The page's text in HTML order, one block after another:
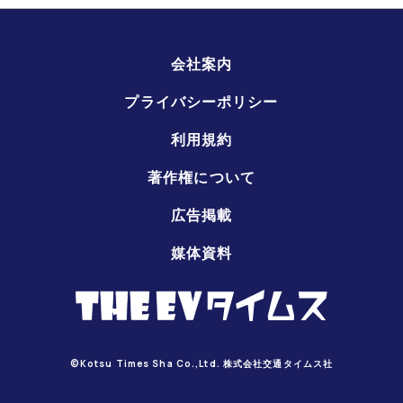
会社案内
プライバシーポリシー
利用規約
著作権について
広告掲載
媒体資料
©Kotsu Times Sha Co.,Ltd. 株式会社交通タイムス社